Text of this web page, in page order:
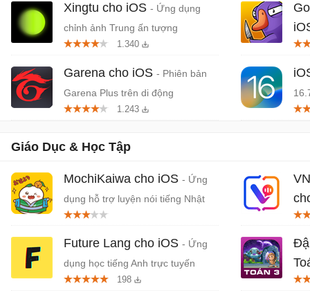
Xingtu cho iOS - Ứng dụng
chỉnh ảnh Trung ấn tượng
1.340
Garena cho iOS - Phiên bản
Garena Plus trên di động
1.243
Giáo Dục & Học Tập
MochiKaiwa cho iOS - Ứng
dụng hỗ trợ luyện nói tiếng Nhật
chủ động
Future Lang cho iOS - Ứng
dụng học tiếng Anh trực tuyến
198
trợ
trợ